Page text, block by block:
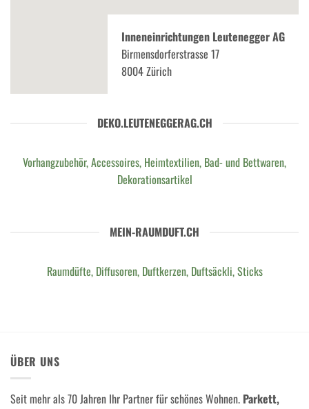
Inneneinrichtungen Leutenegger AG
Birmensdorferstrasse 17
8004 Zürich
DEKO.LEUTENEGGERAG.CH
Vorhangzubehör, Accessoires, Heimtextilien, Bad- und Bettwaren,
Dekorationsartikel
MEIN-RAUMDUFT.CH
Raumdüfte, Diffusoren, Duftkerzen, Duftsäckli, Sticks
ÜBER UNS
Seit mehr als 70 Jahren Ihr Partner für schönes Wohnen. Parkett,